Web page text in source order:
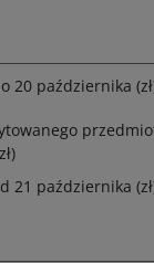
20 października
21 października